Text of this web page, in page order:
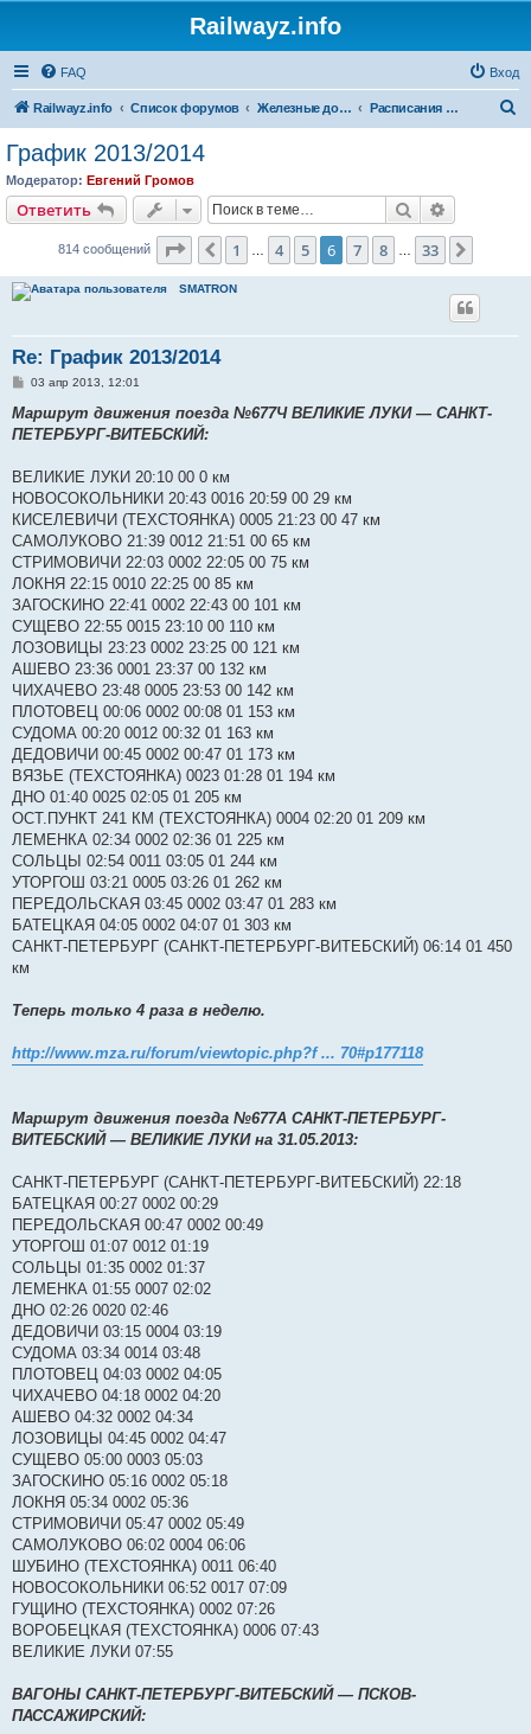
Railwayz.info
FAQ Вход
Railwayz.info Список форумов Железные дороги Расписания и организация движения
График 2013/2014
Модератор: Евгений Громов
Ответить Поиск
814 сообщений Страница из 33
Пред.
1 4 5 6 7 8 33
SMATRON
Re: График 2013/2014
С
о
б
щ
и
е
03 апр 2013, 12:01
Маршрут движения поезда №677Ч ВЕЛИКИЕ ЛУКИ ― САНКТ-
ПЕТЕРБУРГ-ВИТЕБСКИЙ:
ВЕЛИКИЕ ЛУКИ 20:10 00 0 км
НОВОСОКОЛЬНИКИ 20:43 0016 20:59 00 29 км
КИСЕЛЕВИЧИ (ТЕХСТОЯНКА) 0005 21:23 00 47 км
САМОЛУКОВО 21:39 0012 21:51 00 65 км
СТРИМОВИЧИ 22:03 0002 22:05 00 75 км
ЛОКНЯ 22:15 0010 22:25 00 85 км
ЗАГОСКИНО 22:41 0002 22:43 00 101 км
СУЩЕВО 22:55 0015 23:10 00 110 км
ЛОЗОВИЦЫ 23:23 0002 23:25 00 121 км
АШЕВО 23:36 0001 23:37 00 132 км
ЧИХАЧЕВО 23:48 0005 23:53 00 142 км
ПЛОТОВЕЦ 00:06 0002 00:08 01 153 км
СУДОМА 00:20 0012 00:32 01 163 км
ДЕДОВИЧИ 00:45 0002 00:47 01 173 км
ВЯЗЬЕ (ТЕХСТОЯНКА) 0023 01:28 01 194 км
ДНО 01:40 0025 02:05 01 205 км
ОСТ.ПУНКТ 241 КМ (ТЕХСТОЯНКА) 0004 02:20 01 209 км
ЛЕМЕНКА 02:34 0002 02:36 01 225 км
СОЛЬЦЫ 02:54 0011 03:05 01 244 км
УТОРГОШ 03:21 0005 03:26 01 262 км
ПЕРЕДОЛЬСКАЯ 03:45 0002 03:47 01 283 км
БАТЕЦКАЯ 04:05 0002 04:07 01 303 км
САНКТ-ПЕТЕРБУРГ (САНКТ-ПЕТЕРБУРГ-ВИТЕБСКИЙ) 06:14 01 450
км
Теперь только 4 раза в неделю.
http://www.mza.ru/forum/viewtopic.php?f ... 70#p177118
Маршрут движения поезда №677А САНКТ-ПЕТЕРБУРГ-
ВИТЕБСКИЙ ― ВЕЛИКИЕ ЛУКИ на 31.05.2013:
САНКТ-ПЕТЕРБУРГ (САНКТ-ПЕТЕРБУРГ-ВИТЕБСКИЙ) 22:18
БАТЕЦКАЯ 00:27 0002 00:29
ПЕРЕДОЛЬСКАЯ 00:47 0002 00:49
УТОРГОШ 01:07 0012 01:19
СОЛЬЦЫ 01:35 0002 01:37
ЛЕМЕНКА 01:55 0007 02:02
ДНО 02:26 0020 02:46
ДЕДОВИЧИ 03:15 0004 03:19
СУДОМА 03:34 0014 03:48
ПЛОТОВЕЦ 04:03 0002 04:05
ЧИХАЧЕВО 04:18 0002 04:20
АШЕВО 04:32 0002 04:34
ЛОЗОВИЦЫ 04:45 0002 04:47
СУЩЕВО 05:00 0003 05:03
ЗАГОСКИНО 05:16 0002 05:18
ЛОКНЯ 05:34 0002 05:36
СТРИМОВИЧИ 05:47 0002 05:49
САМОЛУКОВО 06:02 0004 06:06
ШУБИНО (ТЕХСТОЯНКА) 0011 06:40
НОВОСОКОЛЬНИКИ 06:52 0017 07:09
ГУЩИНО (ТЕХСТОЯНКА) 0002 07:26
ВОРОБЕЦКАЯ (ТЕХСТОЯНКА) 0006 07:43
ВЕЛИКИЕ ЛУКИ 07:55
ВАГОНЫ САНКТ-ПЕТЕРБУРГ-ВИТЕБСКИЙ ― ПСКОВ-
ПАССАЖИРСКИЙ: